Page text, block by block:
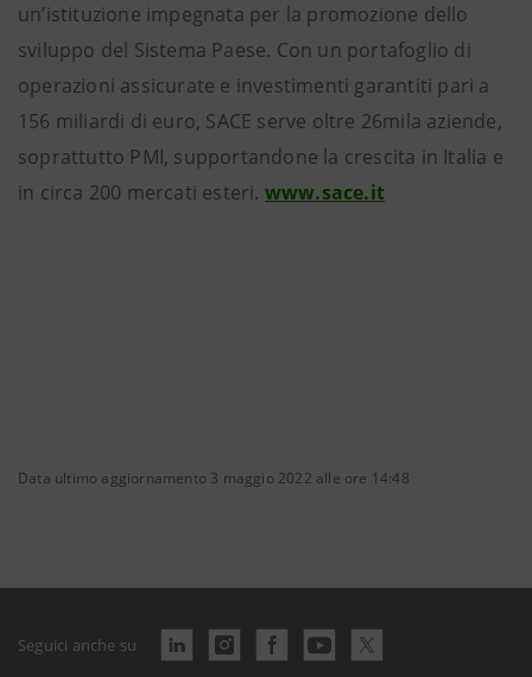
un’istituzione impegnata per la promozione dello
sviluppo del Sistema Paese. Con un portafoglio di
operazioni assicurate e investimenti garantiti pari a
156 miliardi di euro, SACE serve oltre 26mila aziende,
soprattutto PMI, supportandone la crescita in Italia e
in circa 200 mercati esteri. www.sace.it
Data ultimo aggiornamento 3 maggio 2022 alle ore 14:48
Seguici anche su